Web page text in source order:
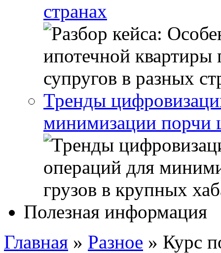
странах
Тренды
минимизации порчи
Полезная информация
Главная » Разное » Курс